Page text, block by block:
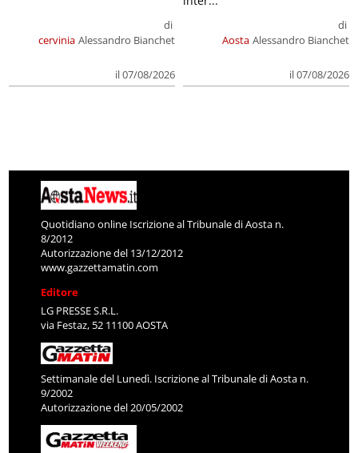
cervinia
di
Alessandro Bianchet
il 07/08/2026
Aosta
di
Alessandro Bianchet
il 07/08/2026
Quotidiano online Iscrizione al Tribunale di Aosta n.
8/2012
Autorizzazione del 13/12/2012
www.gazzettamatin.com
Editore
LG PRESSE S.R.L.
via Festaz, 52 11100 AOSTA
Settimanale del Lunedì. Iscrizione al Tribunale di Aosta n.
9/2002
Autorizzazione del 20/05/2002